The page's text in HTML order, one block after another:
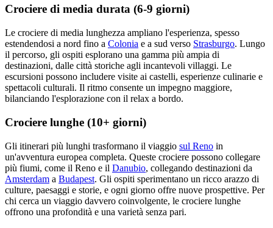
Crociere di media durata (6-9 giorni)
Le crociere di media lunghezza ampliano l'esperienza, spesso
estendendosi a nord fino a Colonia e a sud verso Strasburgo. Lungo
il percorso, gli ospiti esplorano una gamma più ampia di
destinazioni, dalle città storiche agli incantevoli villaggi. Le
escursioni possono includere visite ai castelli, esperienze culinarie e
spettacoli culturali. Il ritmo consente un impegno maggiore,
bilanciando l'esplorazione con il relax a bordo.
Crociere lunghe (10+ giorni)
Gli itinerari più lunghi trasformano il viaggio sul Reno in
un'avventura europea completa. Queste crociere possono collegare
più fiumi, come il Reno e il Danubio, collegando destinazioni da
Amsterdam a Budapest. Gli ospiti sperimentano un ricco arazzo di
culture, paesaggi e storie, e ogni giorno offre nuove prospettive. Per
chi cerca un viaggio davvero coinvolgente, le crociere lunghe
offrono una profondità e una varietà senza pari.